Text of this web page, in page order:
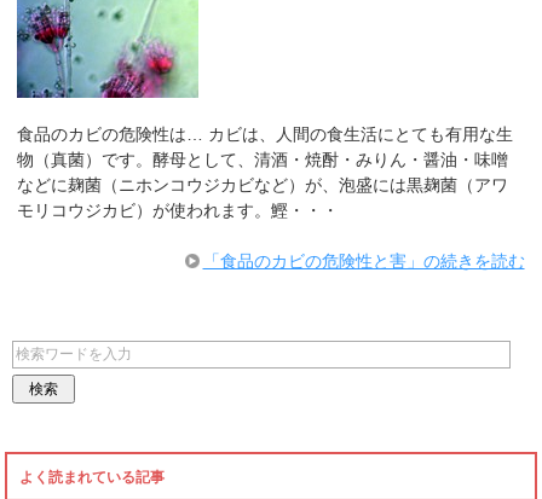
食品のカビの危険性は… カビは、人間の食生活にとても有用な生
物（真菌）です。酵母として、清酒・焼酎・みりん・醤油・味噌
などに麹菌（ニホンコウジカビなど）が、泡盛には黒麹菌（アワ
モリコウジカビ）が使われます。鰹・・・
「食品のカビの危険性と害」の続きを読む
よく読まれている記事